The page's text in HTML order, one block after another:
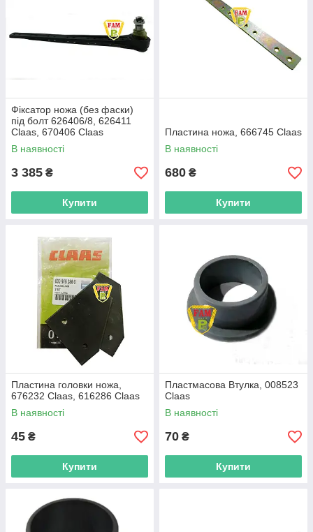
Фіксатор ножа (без фаски)
під болт 626406/8, 626411
Claas, 670406 Claas
В наявності
3 385 ₴
Купити
Пластина ножа, 666745 Claas
В наявності
680 ₴
Купити
Пластина головки ножа,
676232 Claas, 616286 Claas
В наявності
45 ₴
Купити
Пластмасова Втулка, 008523
Claas
В наявності
70 ₴
Купити